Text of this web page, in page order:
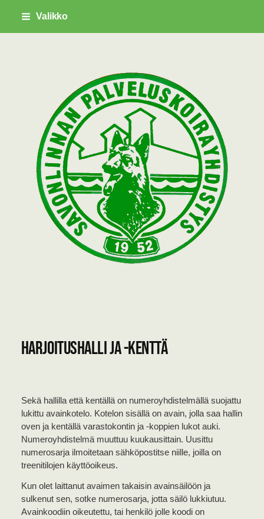
Siirry
Valikko
Harjoitushalli ja -kenttä
Sekä hallilla että kentällä on numeroyhdistelmällä suojattu
lukittu avainkotelo. Kotelon sisällä on avain, jolla saa hallin
oven ja kentällä varastokontin ja -koppien lukot auki.
Numeroyhdistelmä muuttuu kuukausittain. Uusittu
numerosarja ilmoitetaan sähköpostitse niille, joilla on
treenitilojen käyttöoikeus.
Kun olet laittanut avaimen takaisin avainsäilöön ja
sulkenut sen, sotke numerosarja, jotta säilö lukkiutuu.
Avainkoodiin oikeutettu, tai henkilö jolle koodi on